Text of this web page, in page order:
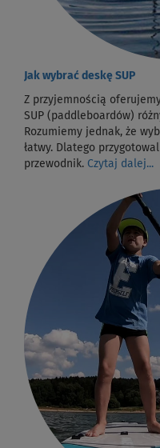
Jak wybrać deskę SUP
Z przyjemnością
SUP (paddleboardów)
Rozumiemy jednak, że
łatwy. Dlatego
przewodnik. Czytaj dalej...